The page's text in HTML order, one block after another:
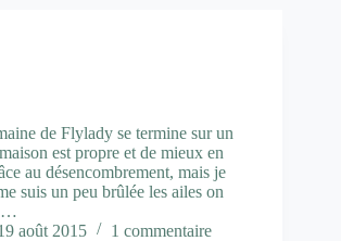
de Flylady se termine sur un
est propre et de mieux en
au désencombrement, mais je
suis un peu brûlée les ailes on
août 2015 1 commentaire